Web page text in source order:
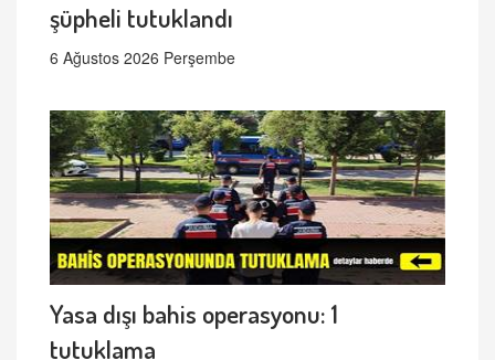
şüpheli tutuklandı
6 Ağustos 2026 Perşembe
Yasa dışı bahis operasyonu: 1
tutuklama